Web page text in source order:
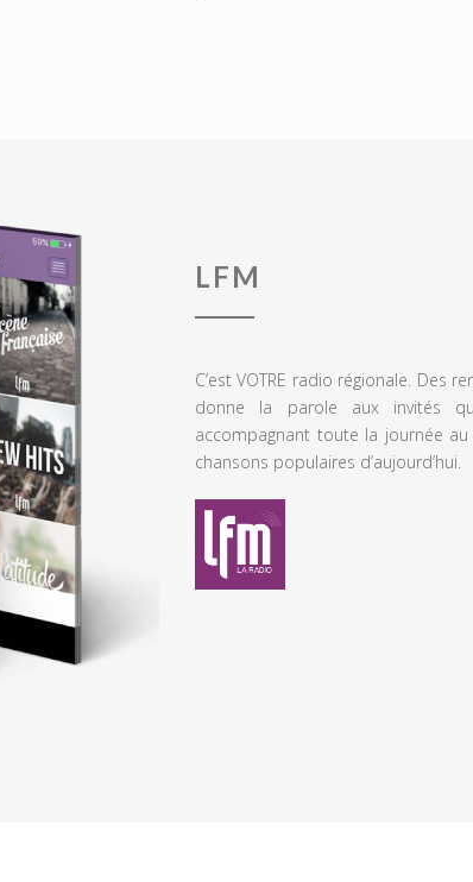
LFM
C’est VOTRE radio régionale. Des
donne la parole aux invités
accompagnant toute la journée
chansons populaires d’aujourd’hui.